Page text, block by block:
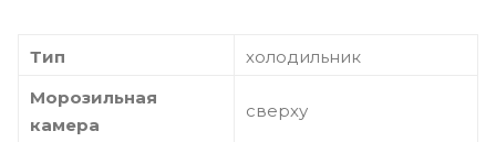
Тип
холодильник
Морозильная
камера
сверху